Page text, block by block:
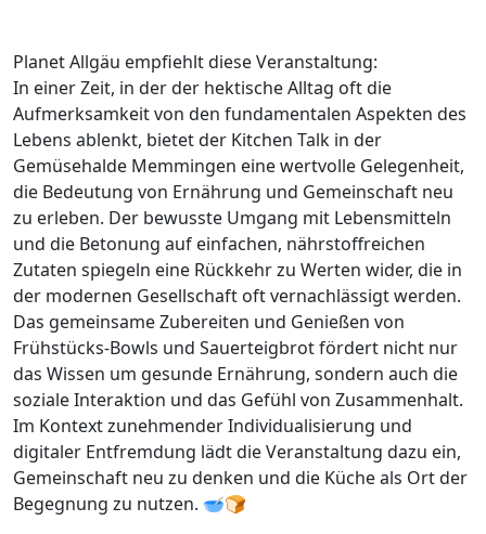
Planet Allgäu empfiehlt diese Veranstaltung:
In einer Zeit, in der der hektische Alltag oft die
Aufmerksamkeit von den fundamentalen Aspekten des
Lebens ablenkt, bietet der Kitchen Talk in der
Gemüsehalde Memmingen eine wertvolle Gelegenheit,
die Bedeutung von Ernährung und Gemeinschaft neu
zu erleben. Der bewusste Umgang mit Lebensmitteln
und die Betonung auf einfachen, nährstoffreichen
Zutaten spiegeln eine Rückkehr zu Werten wider, die in
der modernen Gesellschaft oft vernachlässigt werden.
Das gemeinsame Zubereiten und Genießen von
Frühstücks-Bowls und Sauerteigbrot fördert nicht nur
das Wissen um gesunde Ernährung, sondern auch die
soziale Interaktion und das Gefühl von Zusammenhalt.
Im Kontext zunehmender Individualisierung und
digitaler Entfremdung lädt die Veranstaltung dazu ein,
Gemeinschaft neu zu denken und die Küche als Ort der
Begegnung zu nutzen. 🥣🍞